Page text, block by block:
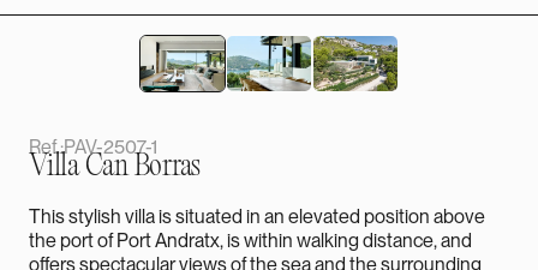
Villa Can Borras
Ref.:PAV-2507-1
This stylish villa is situated in an elevated position above
the port of Port Andratx, is within walking distance, and
offers spectacular views of the sea and the surrounding